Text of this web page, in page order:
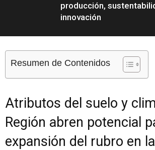
producción,
innovación
Resumen de Contenidos
Atributos del suelo y
Región abren potencial
expansión del rubro en